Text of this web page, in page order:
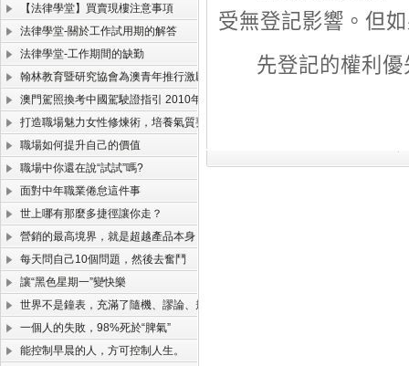
【法律學堂】買賣現樓注意事項
法律學堂-關於工作試用期的解答
法律學堂-工作期間的缺勤
翰林教育暨研究協會為澳青年推行激勵工作營
澳門駕照換考中國駕駛證指引 2010年版(珠海北山考試版)
打造職場魅力女性修煉術，培養氣質要會打扮
職場如何提升自己的價值
職場中你還在說“試試”嗎?
面對中年職業倦怠這件事
世上哪有那麼多捷徑讓你走？
營銷的最高境界，就是超越產品本身！
每天問自己10個問題，然後去奮鬥
讓“黑色星期一”變快樂
世界不是鐘表，充滿了隨機、謬論、規律和定律
一個人的失敗，98%死於“脾氣”
能控制早晨的人，方可控制人生。
受無登記影響。但
先登記的權利